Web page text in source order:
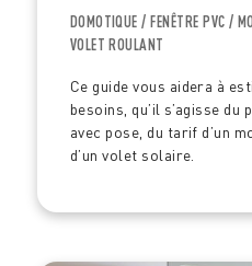
DOMOTIQUE / FENÊTRE PVC /
VOLET ROULANT
Ce guide vous aidera à
besoins, qu’il s’agisse
avec pose, du tarif d’un
d’un volet solaire.